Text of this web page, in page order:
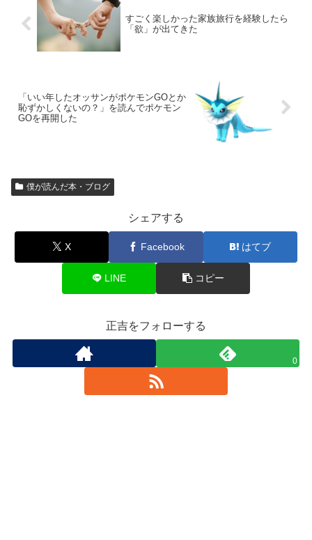
すごく楽しかった家族旅行を経験したら
「欲」が出てきた
「いい年したオッサンがポケモンGOとか
恥ずかしくないの？」を読んでポケモン
GOを再開した
僕が読んだ本・ブログ
シェアする
X Facebook はてブ
LINE コピー
正吉をフォローする
0